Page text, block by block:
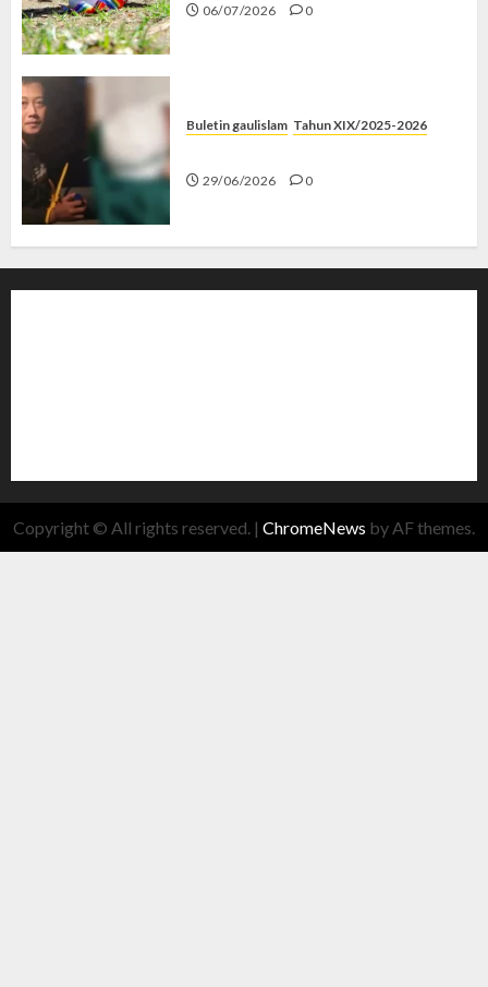
06/07/2026 0
Buletin gaulislam Tahun XIX/2025-2026
29/06/2026 0
Copyright © All rights reserved. | ChromeNews by AF themes.